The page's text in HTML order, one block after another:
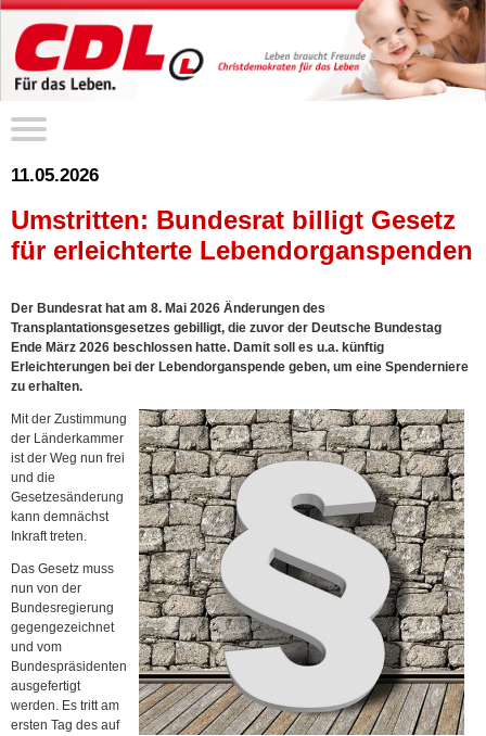
11.05.2026
Umstritten: Bundesrat billigt Gesetz
für erleichterte Lebendorganspenden
Der Bundesrat hat am 8. Mai 2026 Änderungen des
Transplantationsgesetzes gebilligt, die zuvor der Deutsche Bundestag
Ende März 2026 beschlossen hatte. Damit soll es u.a. künftig
Erleichterungen bei der Lebendorganspende geben, um eine Spenderniere
zu erhalten.
Mit der Zustimmung
der Länderkammer
ist der Weg nun frei
und die
Gesetzesänderung
kann demnächst
Inkraft treten.
Das Gesetz muss
nun von der
Bundesregierung
gegengezeichnet
und vom
Bundespräsidenten
ausgefertigt
werden. Es tritt am
ersten Tag des auf